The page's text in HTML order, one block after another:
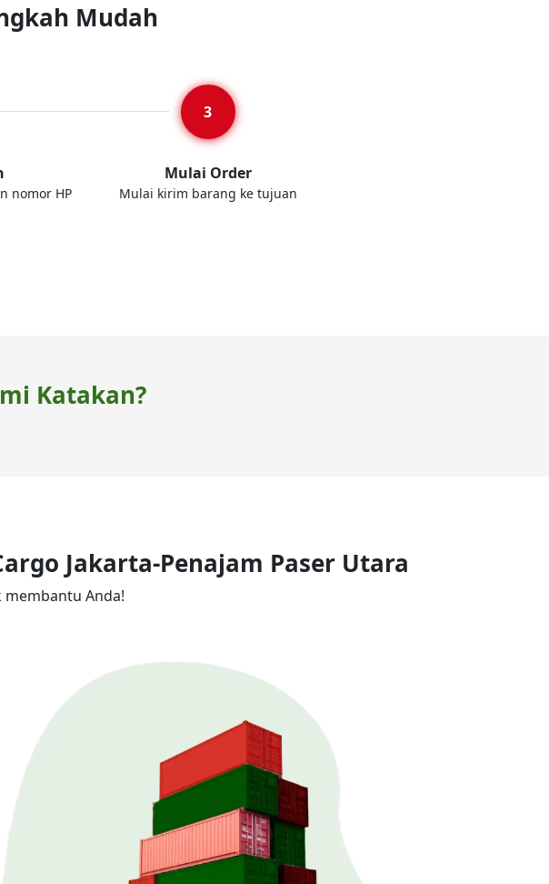
Mudah
nomor HP
Mulai Order
Mulai kirim barang ke tujuan
Katakan?
Jakarta-Penajam Paser Utara
membantu Anda!